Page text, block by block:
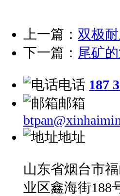
上一篇： 双极
下一篇： 尾矿
电话 187
邮箱
地址
山东省烟台市
业区鑫海街188